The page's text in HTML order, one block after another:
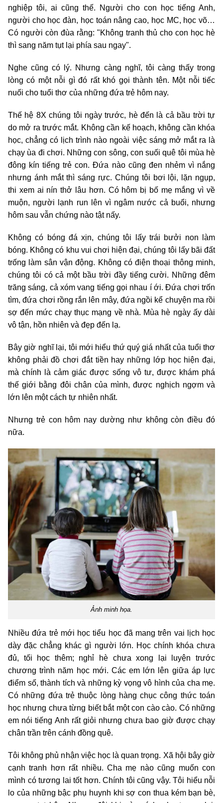
nghiệp tôi, ai cũng thế. Người cho con học tiếng Anh,
người cho học đàn, học toán nâng cao, học MC, học võ…
Có người còn đùa rằng: "Không tranh thủ cho con học hè
thì sang năm tụt lại phía sau ngay".
Nghe cũng có lý. Nhưng càng nghĩ, tôi càng thấy trong
lòng có một nỗi gì đó rất khó gọi thành tên. Một nỗi tiếc
nuối cho tuổi thơ của những đứa trẻ hôm nay.
Thế hệ 8X chúng tôi ngày trước, hè đến là cả bầu trời tự
do mở ra trước mắt. Không cần kế hoạch, không cần khóa
học, chẳng có lịch trình nào ngoài việc sáng mở mắt ra là
chạy ùa đi chơi. Những con sông, con suối quê tôi mùa hè
đông kín tiếng trẻ con. Đứa nào cũng đen nhẻm vì nắng
nhưng ánh mắt thì sáng rực. Chúng tôi bơi lội, lặn ngụp,
thi xem ai nín thở lâu hơn. Có hôm bị bố mẹ mắng vì về
muộn, người lạnh run lên vì ngâm nước cả buổi, nhưng
hôm sau vẫn chứng nào tật nấy.
Không có bóng đá xịn, chúng tôi lấy trái bưởi non làm
bóng. Không có khu vui chơi hiện đại, chúng tôi lấy bãi đất
trống làm sân vận động. Không có điện thoại thông minh,
chúng tôi có cả một bầu trời đầy tiếng cười. Những đêm
trăng sáng, cả xóm vang tiếng gọi nhau í ới. Đứa chơi trốn
tìm, đứa chơi rồng rắn lên mây, đứa ngồi kể chuyện ma rồi
sợ đến mức chạy thục mạng về nhà. Mùa hè ngày ấy dài
vô tận, hồn nhiên và đẹp đến lạ.
Bây giờ nghĩ lại, tôi mới hiểu thứ quý giá nhất của tuổi thơ
không phải đồ chơi đắt tiền hay những lớp học hiện đại,
mà chính là cảm giác được sống vô tư, được khám phá
thế giới bằng đôi chân của mình, được nghịch ngợm và
lớn lên một cách tự nhiên nhất.
Nhưng trẻ con hôm nay dường như không còn điều đó
nữa.
Ảnh minh họa.
Nhiều đứa trẻ mới học tiểu học đã mang trên vai lịch học
dày đặc chẳng khác gì người lớn. Học chính khóa chưa
đủ, tối học thêm; nghỉ hè chưa xong lại luyện trước
chương trình năm học mới. Các em lớn lên giữa áp lực
điểm số, thành tích và những kỳ vọng vô hình của cha mẹ.
Có những đứa trẻ thuộc lòng hàng chục công thức toán
học nhưng chưa từng biết bắt một con cào cào. Có những
em nói tiếng Anh rất giỏi nhưng chưa bao giờ được chạy
chân trần trên cánh đồng quê.
Tôi không phủ nhận việc học là quan trọng. Xã hội bây giờ
cạnh tranh hơn rất nhiều. Cha mẹ nào cũng muốn con
mình có tương lai tốt hơn. Chính tôi cũng vậy. Tôi hiểu nỗi
lo của những bậc phụ huynh khi sợ con thua kém bạn bè,